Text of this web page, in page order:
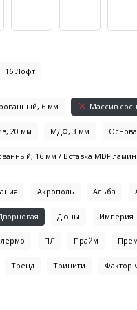
16 Лофт
6 мм Массив
20 мм МДФ, 3 мм
16 мм / Вставка MDF
Акрополь Альба
Дюны Империя
ПЛ Прайм
Тренд Тринити Фактор